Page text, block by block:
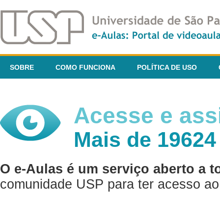
SOBRE COMO FUNCIONA POLÍTICA DE USO
Acesse e
Mais de
O e-Aulas é um serviço aberto a
comunidade USP para ter acesso